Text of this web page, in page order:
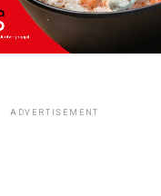
ADVERTISEMENT